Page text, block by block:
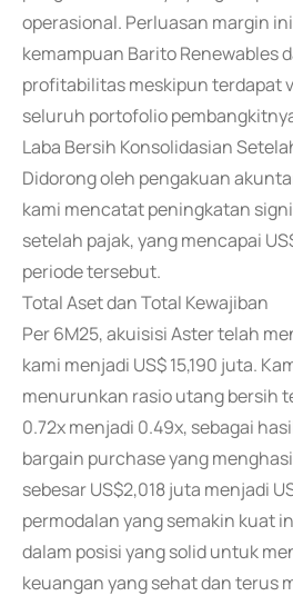
operasional. Perluasan margin
kemampuan Barito Renewables
profitabilitas meskipun terdapat
seluruh portofolio
Laba Bersih Konsolidasian
Didorong oleh pengakuan
kami mencatat peningkatan
setelah pajak, yang mencapai
periode tersebut.
Total Aset dan Total Kewajiban
Per 6M25, akuisisi Aster telah
kami menjadi US$ 15,190 juta.
menurunkan rasio utang bersih
0.72x menjadi 0.49x, sebagai
bargain purchase yang
sebesar US$2,018 juta menjadi
permodalan yang semakin kuat
dalam posisi yang solid untuk
keuangan yang sehat dan terus